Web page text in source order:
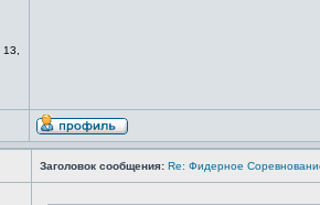
Заголовок сообщения: Re: Фидерное